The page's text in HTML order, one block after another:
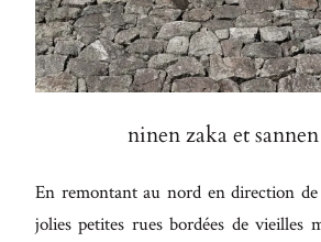
ninen zaka et
En remontant au nord en direction
jolies petites rues bordées de vieilles